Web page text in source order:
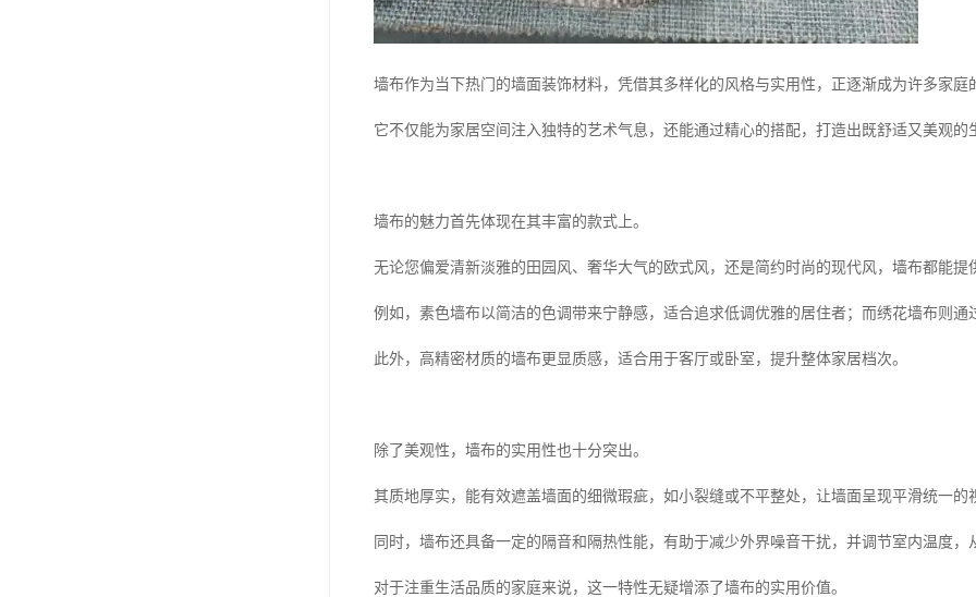
墙布作为当下热门的墙面装饰材料，凭借其多样化的风格与实用性，正逐渐成为许多家庭
它不仅能为家居空间注入独特的艺术气息，还能通过精心的搭配，打造出既舒适又美观的
墙布的魅力首先体现在其丰富的款式上。
无论您偏爱清新淡雅的田园风、奢华大气的欧式风，还是简约时尚的现代风，墙布都能
例如，素色墙布以简洁的色调带来宁静感，适合追求低调优雅的居住者；而绣花墙布则
此外，高精密材质的墙布更显质感，适合用于客厅或卧室，提升整体家居档次。
除了美观性，墙布的实用性也十分突出。
其质地厚实，能有效遮盖墙面的细微瑕疵，如小裂缝或不平整处，让墙面呈现平滑统一的
同时，墙布还具备一定的隔音和隔热性能，有助于减少外界噪音干扰，并调节室内温度，
对于注重生活品质的家庭来说，这一特性无疑增添了墙布的实用价值。